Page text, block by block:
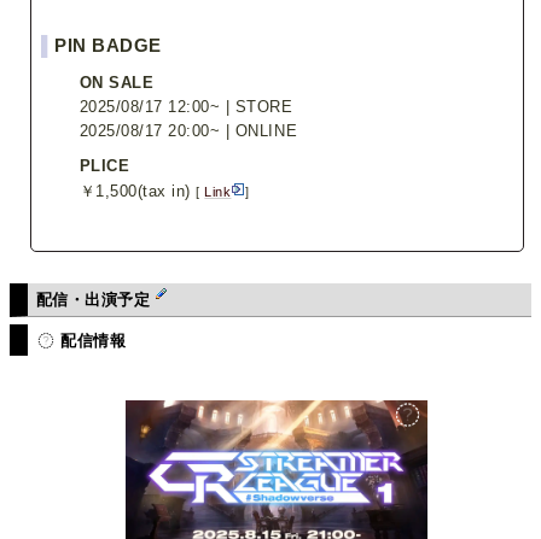
PIN BADGE
ON SALE
2025/08/17 12:00~ | STORE
2025/08/17 20:00~ | ONLINE
PLICE
￥1,500(tax in)[Link ]
配信・出演予定
配信情報